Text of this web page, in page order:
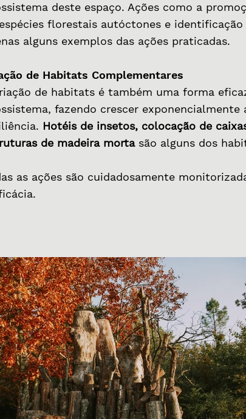
deste espaço. Ações como a
florestais autóctones e identificação
alguns exemplos das ações praticadas.
de Habitats Complementares
de habitats é também uma forma
fazendo crescer
Hotéis de insetos, colocação de
de madeira mortasão alguns dos
as ações são cuidadosamente